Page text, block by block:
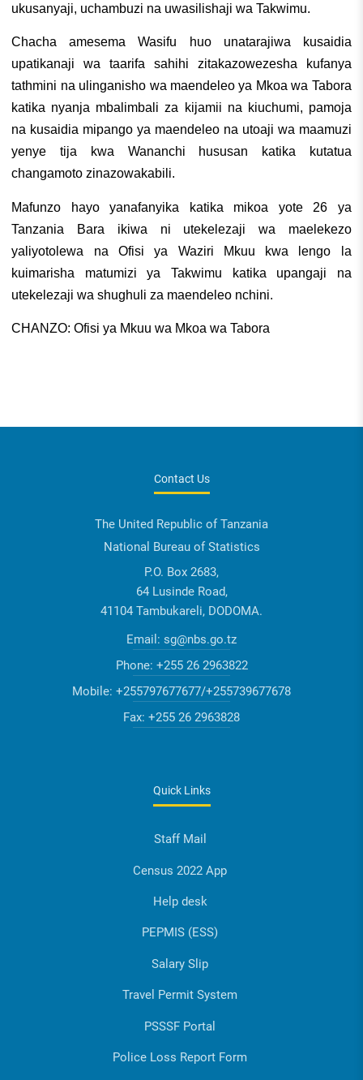
ukusanyaji, uchambuzi na uwasilishaji wa Takwimu.
Chacha amesema Wasifu huo unatarajiwa kusaidia
upatikanaji wa taarifa sahihi zitakazowezesha kufanya
tathmini na ulinganisho wa maendeleo ya Mkoa wa Tabora
katika nyanja mbalimbali za kijamii na kiuchumi, pamoja
na kusaidia mipango ya maendeleo na utoaji wa maamuzi
yenye tija kwa Wananchi hususan katika kutatua
changamoto zinazowakabili.
Mafunzo hayo yanafanyika katika mikoa yote 26 ya
Tanzania Bara ikiwa ni utekelezaji wa maelekezo
yaliyotolewa na Ofisi ya Waziri Mkuu kwa lengo la
kuimarisha matumizi ya Takwimu katika upangaji na
utekelezaji wa shughuli za maendeleo nchini.
CHANZO: Ofisi ya Mkuu wa Mkoa wa Tabora
Contact Us
The United Republic of Tanzania
National Bureau of Statistics
P.O. Box 2683,
64 Lusinde Road,
41104 Tambukareli, DODOMA.
Email: sg@nbs.go.tz
Phone: +255 26 2963822
Mobile: +255797677677/+255739677678
Fax: +255 26 2963828
Quick Links
Staff Mail
Census 2022 App
Help desk
PEPMIS (ESS)
Salary Slip
Travel Permit System
PSSSF Portal
Police Loss Report Form